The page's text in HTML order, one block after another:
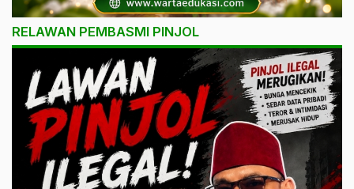
RELAWAN PEMBASMI PINJOL